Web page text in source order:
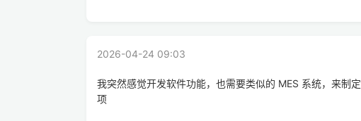
2026-04-24 09:03
我突然感觉开发软件功能，也需要类似的 MES 系统，来制
项